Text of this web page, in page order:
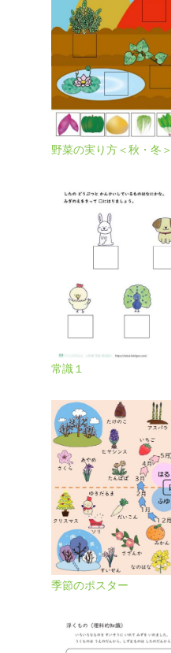
野菜の実り方＜秋・冬＞
常識１
季節のポスター